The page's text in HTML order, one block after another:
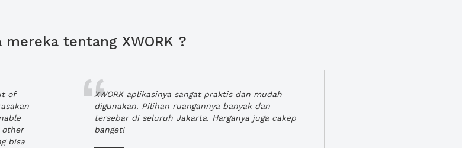
mereka tentang XWORK ?
of
other
bisa
XWORK aplikasinya sangat praktis dan mudah
digunakan. Pilihan ruangannya banyak dan
tersebar di seluruh Jakarta. Harganya juga cakep
banget!